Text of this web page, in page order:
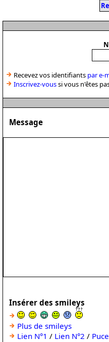
Recevez vos identifiants par e-
Inscrivez-voussi vous n'êtes
Message
Insérer des smileys
Plus de smileys
Lien N°1 / Lien N°2 / Puce